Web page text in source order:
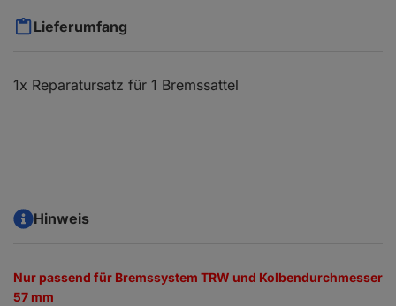
Lieferumfang
1x Reparatursatz für 1 Bremssattel
Hinweis
Nur passend für Bremssystem TRW und Kolbendurchmesser
57 mm